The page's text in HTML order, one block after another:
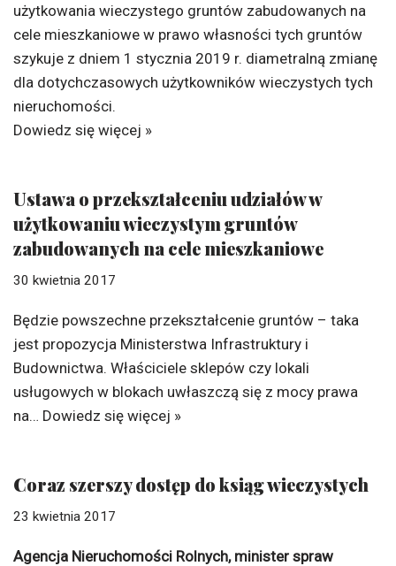
użytkowania wieczystego gruntów zabudowanych na
cele mieszkaniowe w prawo własności tych gruntów
szykuje z dniem 1 stycznia 2019 r. diametralną zmianę
dla dotychczasowych użytkowników wieczystych tych
nieruchomości.
Dowiedz się więcej »
Ustawa o przekształceniu udziałów w
użytkowaniu wieczystym gruntów
zabudowanych na cele mieszkaniowe
30 kwietnia 2017
Będzie powszechne przekształcenie gruntów – taka
jest propozycja Ministerstwa Infrastruktury i
Budownictwa. Właściciele sklepów czy lokali
usługowych w blokach uwłaszczą się z mocy prawa
na… Dowiedz się więcej »
Coraz szerszy dostęp do ksiąg wieczystych
23 kwietnia 2017
Agencja Nieruchomości Rolnych, minister spraw